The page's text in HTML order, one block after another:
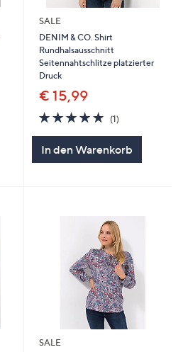
SALE
DENIM & CO. Shirt
Rundhalsausschnitt
Seitennahtschlitze platzierter
Druck
€ 15,99
5.0
von
(1)1
In den Warenkorb
SALE